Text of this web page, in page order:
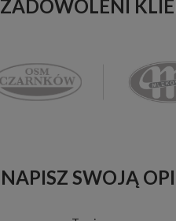
ZADOWOLENI
NAPISZ SWOJĄ